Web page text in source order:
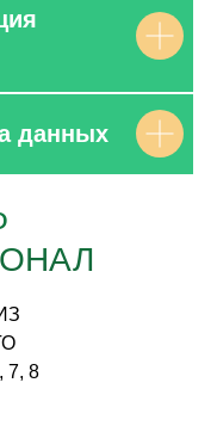
данных
8